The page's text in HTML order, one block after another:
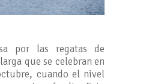
por las regatas de
que se celebran en
cuando el nivel